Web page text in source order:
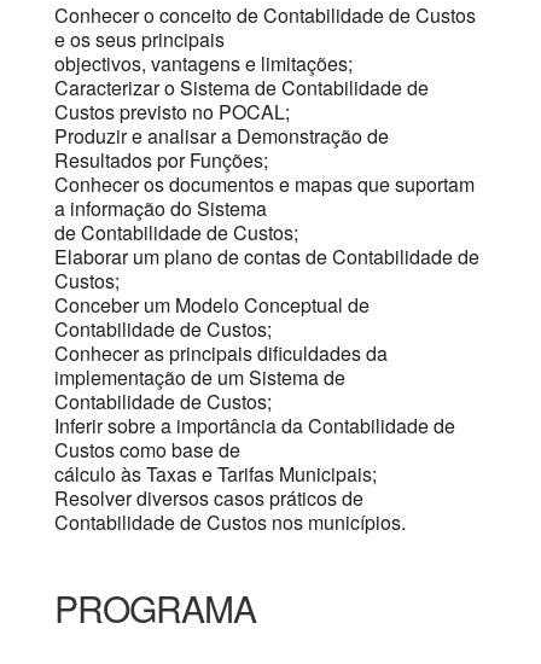
Conhecer o conceito de Contabilidade de Custos
e os seus principais
objectivos, vantagens e limitações;
Caracterizar o Sistema de Contabilidade de
Custos previsto no POCAL;
Produzir e analisar a Demonstração de
Resultados por Funções;
Conhecer os documentos e mapas que suportam
a informação do Sistema
de Contabilidade de Custos;
Elaborar um plano de contas de Contabilidade de
Custos;
Conceber um Modelo Conceptual de
Contabilidade de Custos;
Conhecer as principais dificuldades da
implementação de um Sistema de
Contabilidade de Custos;
Inferir sobre a importância da Contabilidade de
Custos como base de
cálculo às Taxas e Tarifas Municipais;
Resolver diversos casos práticos de
Contabilidade de Custos nos municípios.
PROGRAMA